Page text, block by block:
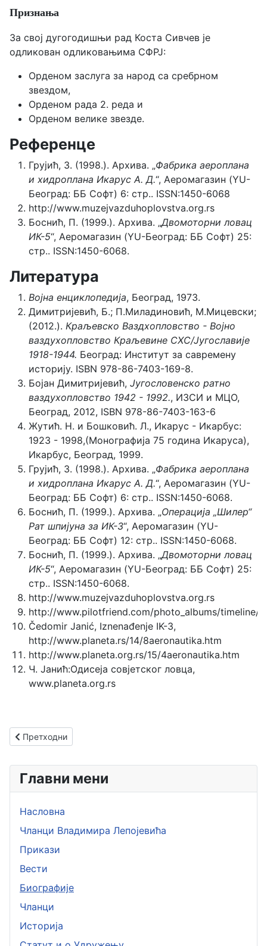
Признања
За свој дугогодишњи рад Коста Сивчев је
oдликован одликовањима СФРЈ:
Орденом заслуга за народ са сребрном
звездом,
Орденом рада 2. реда и
Орденом велике звезде.
Референце
Грујић, З. (1998.). Архива. „Фабрика аероплана
и хидроплана Икарус А. Д.“, Аеромагазин (YU-
Београд: ББ Софт) 6: стр.. ISSN:1450-6068
http://www.muzejvazduhoplovstva.org.rs
Боснић, П. (1999.). Архива. „Двомоторни ловац
ИК-5“, Аеромагазин (YU-Београд: ББ Софт) 25:
стр.. ISSN:1450-6068.
Литература
Војна енциклопедија, Београд, 1973.
Димитријевић, Б.; П.Миладиновић, М.Мицевски;
(2012.). Краљевско Ваздхопловство - Војно
ваздухопловство Краљевине СХС/Југославије
1918-1944. Београд: Институт за савремену
историју. ISBN 978-86-7403-169-8.
Бојан Димитријевић, Југословенско ратно
ваздухопловство 1942 - 1992., ИЗСИ и МЦО,
Београд, 2012, ISBN 978-86-7403-163-6
Жутић. Н. и Бошковић. Л., Икарус - Икарбус:
1923 - 1998,(Монографија 75 година Икаруса),
Икарбус, Београд, 1999.
Грујић, З. (1998.). Архива. „Фабрика аероплана
и хидроплана Икарус А. Д.“, Аеромагазин (YU-
Београд: ББ Софт) 6: стр.. ISSN:1450-6068.
Боснић, П. (1999.). Архива. „Операција „Шилер“
Рат шпијуна за ИК-3“, Аеромагазин (YU-
Београд: ББ Софт) 12: стр.. ISSN:1450-6068.
Боснић, П. (1999.). Архива. „Двомоторни ловац
ИК-5“, Аеромагазин (YU-Београд: ББ Софт) 25:
стр.. ISSN:1450-6068.
http://www.muzejvazduhoplovstva.org.rs
http://www.pilotfriend.com/photo_albums/timeline/
Čedomir Janić, Iznenađenje IK-3,
http://www.planeta.rs/14/8aeronautika.htm
http://www.planeta.org.rs/15/4aeronautika.htm
Ч. Јанић:Одисеја совјетског ловца,
www.planeta.org.rs
Претходни чланак: Сава Микић
Претходни
Главни мени
Насловна
Чланци Владимира Лепојевића
Прикази
Вести
Биографије
Чланци
Историја